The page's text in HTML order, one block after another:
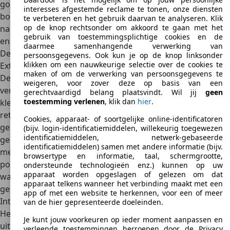
goede staat moeten kopers rekenen op prijzen die ver
boven de 10.000 euro liggen. Door de toenemende vraag
naar de zeldzame Suzuki Cappuccino blijven de prijzen al
enkele jaren stijgen.
Design
Exterieur
De Suzuki Cappuccino valt in ieder geval op. Dat is
verrassend, want de roadster is wellicht een van de
kleinste voertuigen op de weg. Decombinatie van
retrodesign en moderne elementenis echter zeer
geslaagd. De bestuurders kunnen tegelijkertijd ook
genieten van de uitstekende wendbaarheid en het feit dat
men overal een parkeerplaats kan vinden. Een van de
populairste kleuren was destijds overigens een fraai rood,
waarmee het opvallende karakter van de auto met zijn
gescheiden bestuurderscabine nog eens werd benadrukt.
Interieur
Het interieur van de Suzuki Cappuccino is minder
uitgesproken, maar de consument mag wel nog steeds
interesses afgestemde reclame te tonen, onze diensten
te verbeteren en het gebruik daarvan te analyseren. Klik
op de knop rechtsonder om akkoord te gaan met het
gebruik van toestemmingsplichtige cookies en de
daarmee samenhangende verwerking van
persoonsgegevens. Ook kun je op de knop linksonder
klikken om een nauwkeurige selectie over de cookies te
maken of om de verwerking van persoonsgegevens te
weigeren, voor zover deze op basis van een
gerechtvaardigd belang plaatsvindt. Wil jij geen
toestemming verlenen, klik dan hier.
Cookies, apparaat- of soortgelijke online-identificatoren
(bijv. login-identificatiemiddelen, willekeurig toegewezen
identificatiemiddelen, netwerk-gebaseerde
identificatiemiddelen) samen met andere informatie (bijv.
browsertype en informatie, taal, schermgrootte,
ondersteunde technologieën enz.) kunnen op uw
apparaat worden opgeslagen of gelezen om dat
apparaat telkens wanneer het verbinding maakt met een
app of met een website te herkennen, voor een of meer
van de hier gepresenteerde doeleinden.
Je kunt jouw voorkeuren op ieder moment aanpassen en